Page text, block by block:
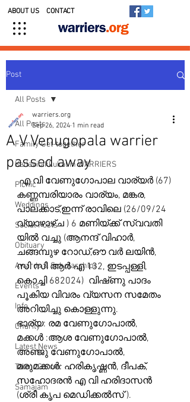
ABOUT US CONTACT
Post
All Posts
Family Get-together
Kedavilakkukal in WARRIERS
Picnic
Weddings
Social Posts
Obituary
Awards & Scholarships
Events
Info
Charity
Latest News
Talent Corner
Samajam
All Posts
A V Venugopala warrier
passed away
warriers.org
Sep 26, 2024 1 min read
എ വി വേണുഗോപാല വാര്യർ (67)
കണ്ണമ്പരിയാരം വാര്യം, മങ്കര,
പാലക്കാട്‌,ഇന്ന് രാവിലെ (26/09/24
വ്യാഴാഴ്ച ) 6 മണിയ്ക്ക് സ്വവതി
യിൽ വച്ചു (ആനന്ദ് വിഹാർ,
ചങ്ങമ്പുഴ റോഡ്,ഔ വർ ലയിൻ,
സി സി ആർ എ 132, ഇടപ്പള്ളി,
കൊച്ചി 682024)  വിഷ്‌ണു പാദം
പൂകിയ വിവരം വ്യസന സമേതം
അറിയിച്ചു കൊള്ളുന്നു.
ഭാര്യ: രമ വേണുഗോപാൽ,
മക്കൾ :ആശ വേണുഗോപാൽ,
അഞ്ജു വേണുഗോപാൽ,
മരുമക്കൾ: ഹരികൃഷ്ണൻ, ദീപക്,
സഹോദരൻ എ വി ഹരിദാസൻ
(ശ്രീ കൃപ മെഡിക്കൽസ് ).